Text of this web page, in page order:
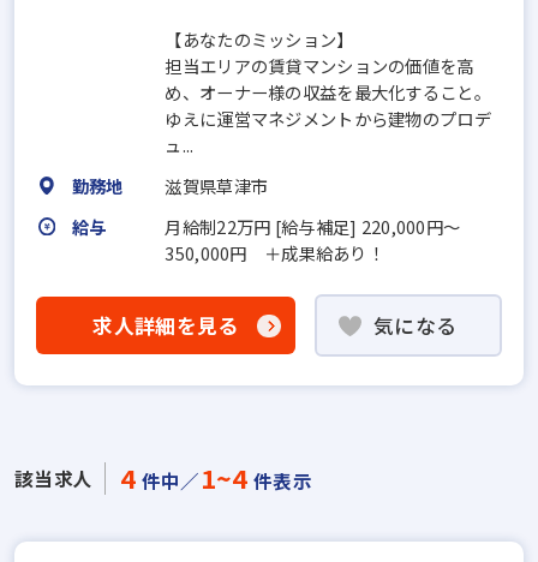
【あなたのミッション】
担当エリアの賃貸マンションの価値を高
め、オーナー様の収益を最大化すること。
ゆえに運営マネジメントから建物のプロデ
ュ...
勤務地
滋賀県草津市
給与
月給制22万円 [給与補足] 220,000円〜
350,000円 ＋成果給あり！
求人詳細を見る 気になる
該当求人 4 件中／1~4 件表示